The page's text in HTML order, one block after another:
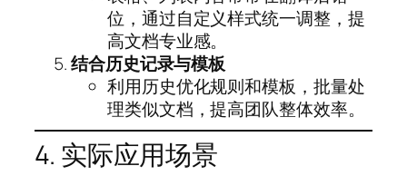
位，通过自定义样式统一调整，提
高文档专业感。
结合历史记录与模板
利用历史优化规则和模板，批量处
理类似文档，提高团队整体效率。
4. 实际应用场景